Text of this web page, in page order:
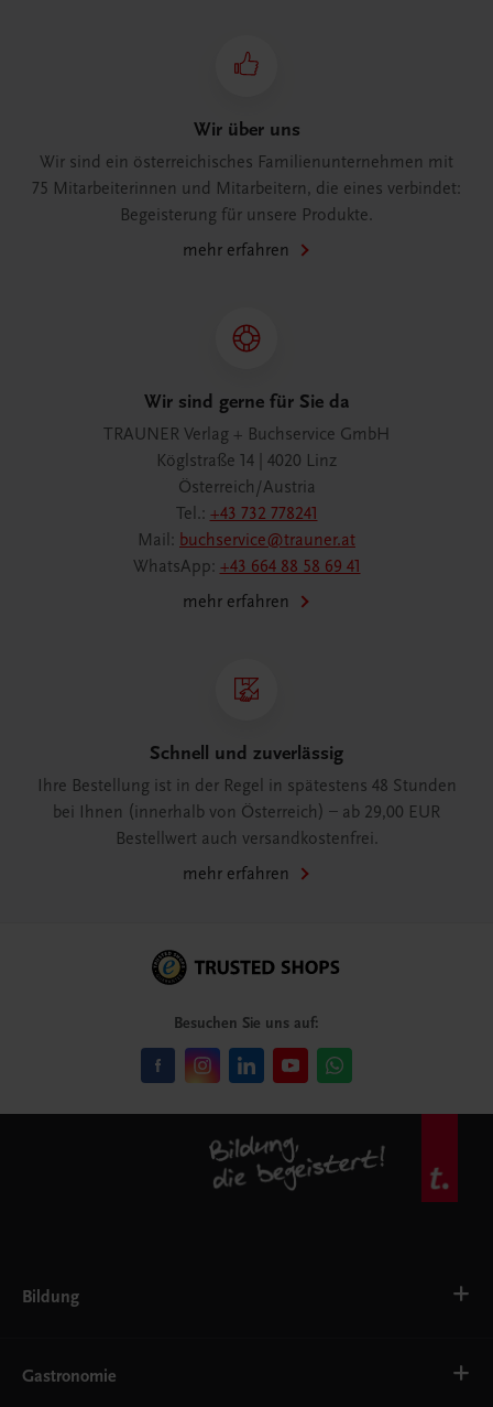
Wir über uns
Wir sind ein österreichisches Familienunternehmen mit
75 Mitarbeiterinnen und Mitarbeitern, die eines verbindet:
Begeisterung für unsere Produkte.
mehr erfahren
Wir sind gerne für Sie da
TRAUNER Verlag + Buchservice GmbH
Köglstraße 14 | 4020 Linz
Österreich/Austria
Tel.: +43 732 778241
Mail: buchservice@trauner.at
WhatsApp: +43 664 88 58 69 41
mehr erfahren
Schnell und zuverlässig
Ihre Bestellung ist in der Regel in spätestens 48 Stunden
bei Ihnen (innerhalb von Österreich) – ab 29,00 EUR
Bestellwert auch versandkostenfrei.
mehr erfahren
Besuchen Sie uns auf:
Bildung
AHS
Gastronomie